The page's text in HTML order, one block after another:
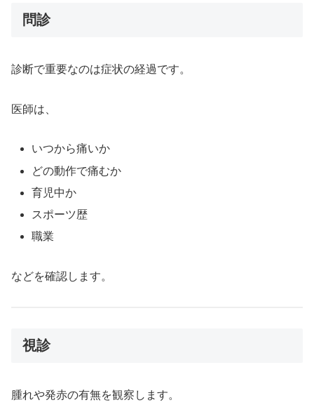
問診
診断で重要なのは症状の経過です。
医師は、
いつから痛いか
どの動作で痛むか
育児中か
スポーツ歴
職業
などを確認します。
視診
腫れや発赤の有無を観察します。